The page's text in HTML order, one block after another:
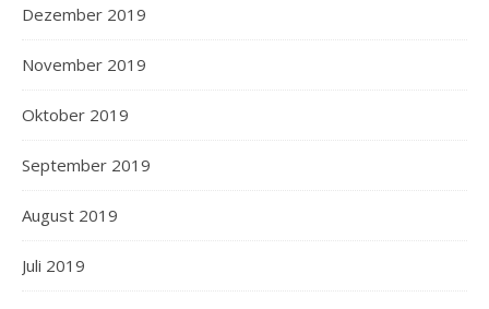
Dezember 2019
November 2019
Oktober 2019
September 2019
August 2019
Juli 2019